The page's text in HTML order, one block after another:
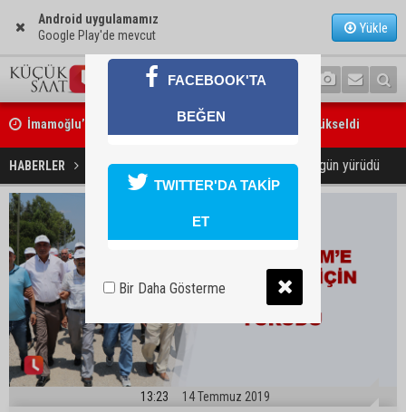
Android uygulamamız
Google Play'de mevcut
Yükle
İmamoğlu’ndaki göçükte acı bilanço: can kaybı 2’ye yükseldi
HABERLER GÜNDEM Eren Erdem’e özgürlük için 5 gün yürüdü
13:23 14 Temmuz 2019
FACEBOOK'TA
BEĞEN
TWITTER'DA TAKİP
ET
Bir Daha Gösterme